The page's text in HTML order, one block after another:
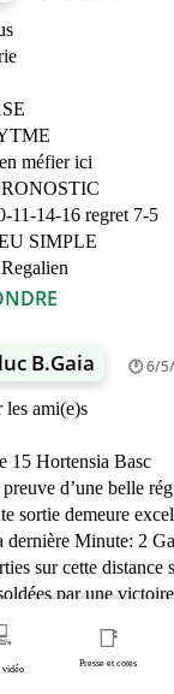
méfier ici
11-14-16 regret 7-5
SIMPLE
B.Gaia 6/
ami(e)s
15 Hortensia Basc
d’une belle
sortie demeure
Minute: 2
sur cette distance
par une
2-15-7-3-4-6-1-5
C 8
vidéo
📑
Presse et cotes